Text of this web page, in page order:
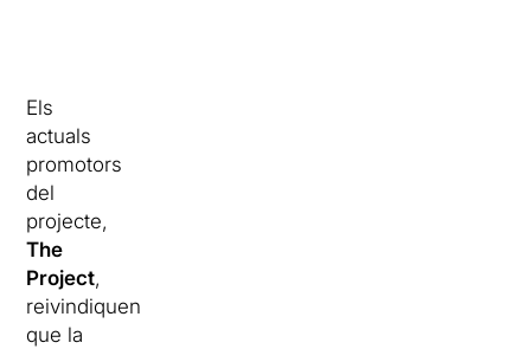
Els
actuals
promotors
del
projecte,
The
Project,
reivindiquen
que la